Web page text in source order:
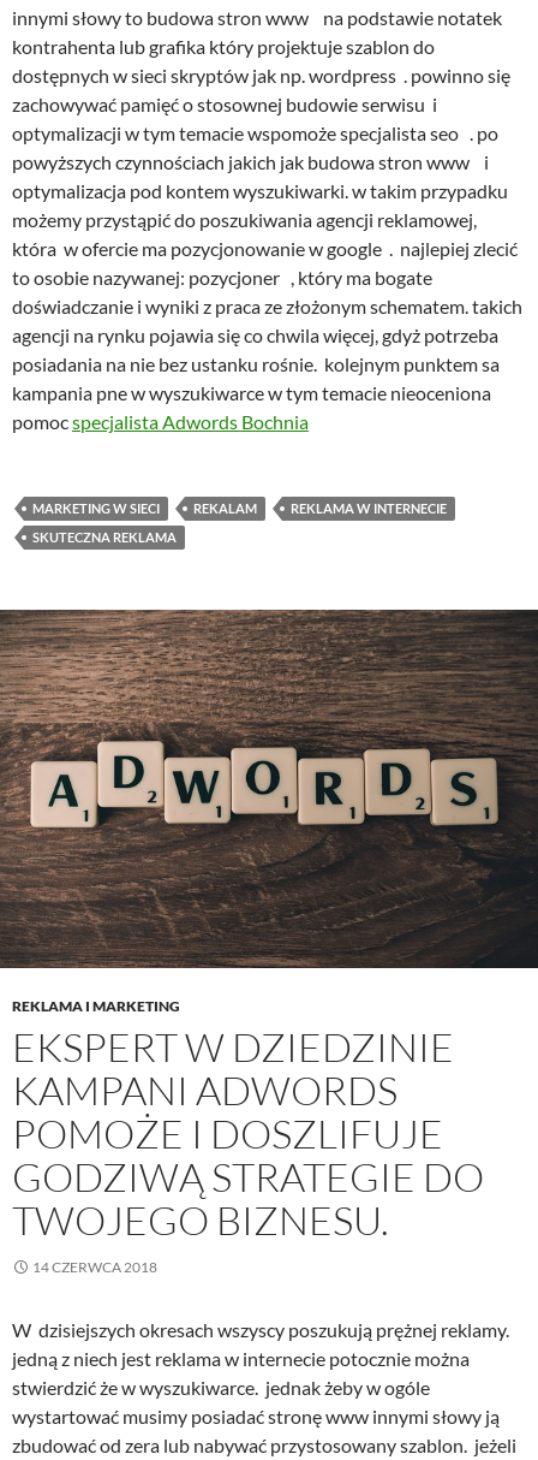
innymi słowy to budowa stron www na podstawie notatek
kontrahenta lub grafika który projektuje szablon do
dostępnych w sieci skryptów jak np. wordpress . powinno się
zachowywać pamięć o stosownej budowie serwisu i
optymalizacji w tym temacie wspomoże specjalista seo . po
powyższych czynnościach jakich jak budowa stron www i
optymalizacja pod kontem wyszukiwarki. w takim przypadku
możemy przystąpić do poszukiwania agencji reklamowej,
która w ofercie ma pozycjonowanie w google . najlepiej zlecić
to osobie nazywanej: pozycjoner , który ma bogate
doświadczanie i wyniki z praca ze złożonym schematem. takich
agencji na rynku pojawia się co chwila więcej, gdyż potrzeba
posiadania na nie bez ustanku rośnie. kolejnym punktem sa
kampania pne w wyszukiwarce w tym temacie nieoceniona
pomocspecjalista Adwords Bochnia
MARKETING W SIECI REKALAM
REKLAMA W INTERNECIE
SKUTECZNA REKLAMA
REKLAMA I MARKETING
EKSPERT W DZIEDZINIE
KAMPANI ADWORDS
POMOŻE I DOSZLIFUJE
GODZIWĄ STRATEGIE DO
TWOJEGO BIZNESU.
14 CZERWCA 2018
W dzisiejszych okresach wszyscy poszukują prężnej reklamy.
jedną z niech jest reklama w internecie potocznie można
stwierdzić że w wyszukiwarce. jednak żeby w ogóle
wystartować musimy posiadać stronę www innymi słowy ją
zbudować od zera lub nabywać przystosowany szablon. jeżeli